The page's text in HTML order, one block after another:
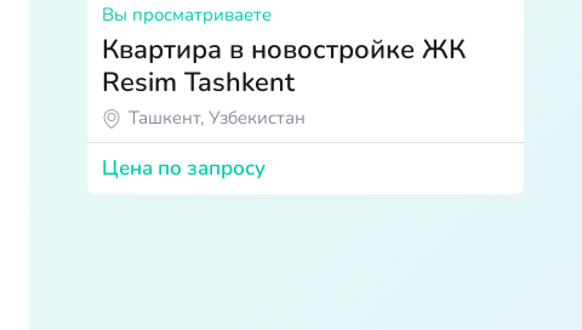
Вы просматриваете
Квартира в новостройке ЖК
Resim Tashkent
Ташкент, Узбекистан
Цена по запросу